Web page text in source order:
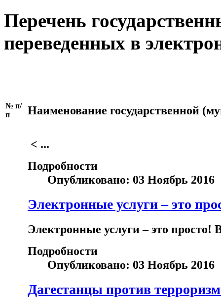
Перечень
переведенных в
№ п/
п
Наименование государственной
< ...
Подробности
Опубликовано: 03 Ноябрь 2016
Электронные услуги – это
Электронные услуги – это
Подробности
Опубликовано: 03 Ноябрь 2016
Дагестанцы против